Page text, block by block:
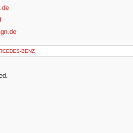
BENZ